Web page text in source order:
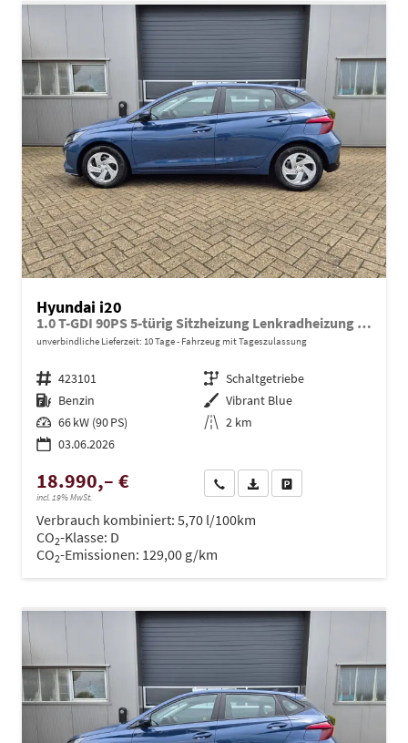
Hyundai i20
1.0 T-GDI 90PS 5-türig Sitzheizung Lenkradheizung Rückf.Kamera PDC Klima Apple CarPlay Android Auto Tempomat Touchscreen
unverbindliche Lieferzeit: 10 Tage Fahrzeug mit Tageszulassung
Fahrzeugnr. 423101 Getriebe Schaltgetriebe
Kraftstoff Benzin Außenfarbe Vibrant Blue
Leistung 66 kW (90 PS) Kilometerstand 2 km
03.06.2026
18.990,– €
incl. 19% MwSt.
Wir rufen Sie anPDF-Datei, Fahrzeugexposé
Verbrauch kombiniert: 5,70 l/100km
CO2-Klasse: D
CO2-Emissionen: 129,00 g/km